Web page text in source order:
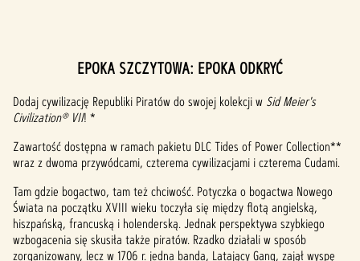
c
c
e
p
t
&
EPOKA SZCZYTOWA: EPOKA ODKRYĆ
Dodaj cywilizację Republiki Piratów do swojej kolekcji w Sid Meier's
Civilization® VII! *
Zawartość dostępna w ramach pakietu DLC Tides of Power Collection**
wraz z dwoma przywódcami, czterema cywilizacjami i czterema Cudami.
Tam gdzie bogactwo, tam też chciwość. Potyczka o bogactwa Nowego
Świata na początku XVIII wieku toczyła się między flotą angielską,
hiszpańską, francuską i holenderską. Jednak perspektywa szybkiego
wzbogacenia się skusiła także piratów. Rzadko działali w sposób
zorganizowany, lecz w 1706 r. jedna banda, Latający Gang, zajął wyspę